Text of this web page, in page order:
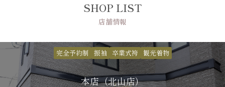
SHOP LIST
店舗情報
完全予約制 振袖 卒業式袴 観光着物
本店（北山店）